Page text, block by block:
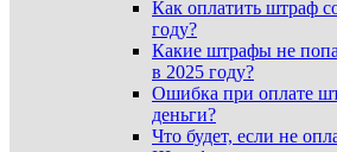
Как оплатить штраф
году?
Какие штрафы не
в 2025 году?
Ошибка при оплате
деньги?
Что будет, если не